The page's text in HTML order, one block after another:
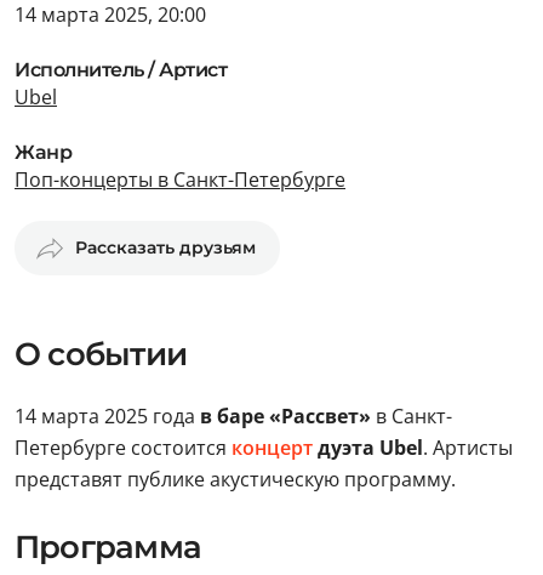
14 марта 2025, 20:00
Исполнитель / Артист
Ubel
Жанр
Поп-концерты в Санкт-Петербурге
Рассказать друзьям
О событии
14 марта 2025 года в баре «Рассвет» в Санкт-
Петербурге состоится концертдуэта Ubel. Артисты
представят публике акустическую программу.
Программа